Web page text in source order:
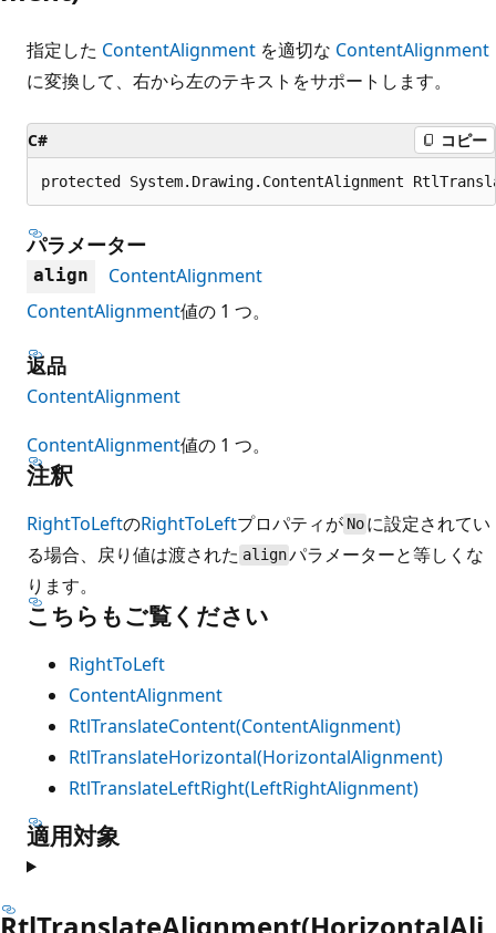
指定した ContentAlignment を適切な ContentAlignment
に変換して、右から左のテキストをサポートします。
C# コピー
protected System.Drawing.ContentAlignment
パラメーター
align
ContentAlignment
ContentAlignment値の 1 つ。
返品
ContentAlignment
ContentAlignment値の 1 つ。
注釈
RightToLeftのRightToLeftプロパティが No に設定されてい
る場合、戻り値は渡された alignパラメーターと等しくな
ります。
こちらもご覧ください
RightToLeft
ContentAlignment
RtlTranslateContent(ContentAlignment)
RtlTranslateHorizontal(HorizontalAlignment)
RtlTranslateLeftRight(LeftRightAlignment)
適用対象
RtlTranslateAlignment(HorizontalAli